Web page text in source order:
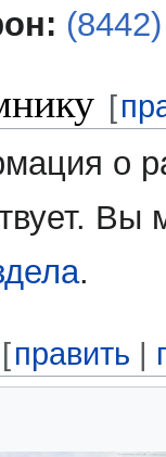
[
о
.
[править |